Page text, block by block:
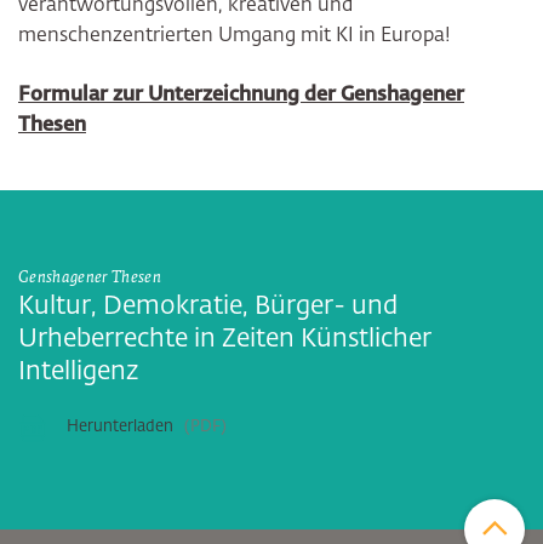
verantwortungsvollen, kreativen und
menschenzentrierten Umgang mit KI in Europa!
Formular zur Unterzeichnung der Genshagener
Thesen
Genshagener Thesen
Kultur, Demokratie, Bürger- und
Urheberrechte in Zeiten Künstlicher
Intelligenz
Herunterladen PDF
Zum